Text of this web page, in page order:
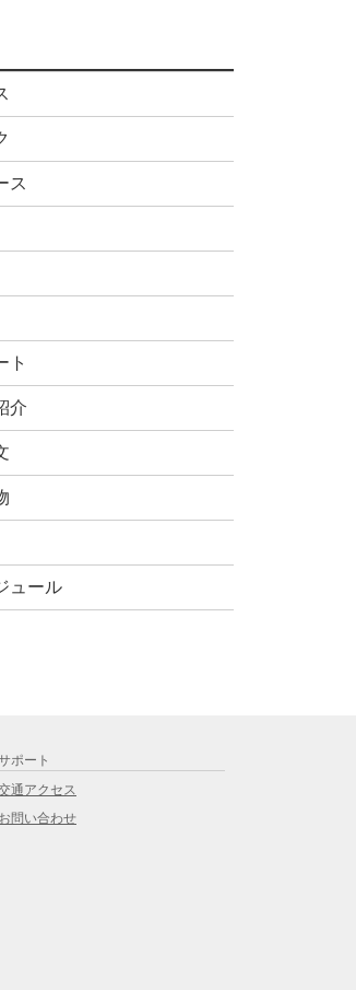
ス
ト
介
ュール
ポート
通アクセス
お問い合わせ